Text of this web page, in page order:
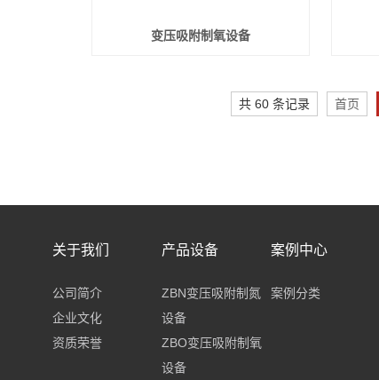
变压吸附制氧设备
共 60 条记录 首页
关于我们
公司简介
企业文化
资质荣誉
产品设备
ZBN变压吸附制氮
设备
ZBO变压吸附制氧
设备
案例中心
案例分类